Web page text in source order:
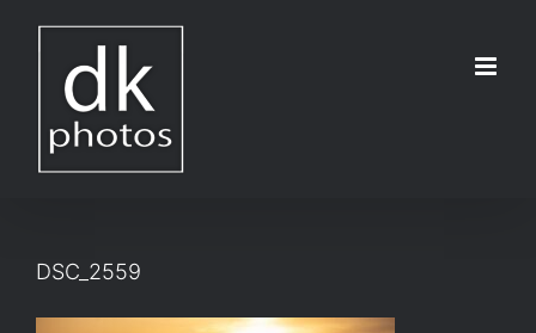
DSC_2559